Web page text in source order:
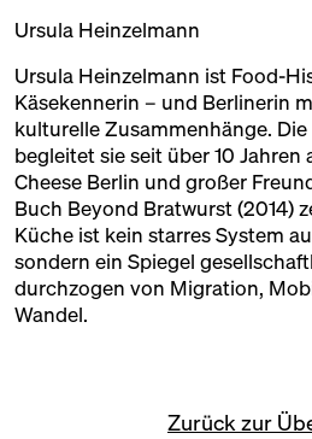
Ursula Heinzelmann
Ursula Heinzelmann ist Food-
Käsekennerin – und Berlinerin
kulturelle Zusammenhänge.
begleitet sie seit über 10 Jahren
Cheese Berlin und großer
Buch Beyond Bratwurst (2014)
Küche ist kein starres System
sondern ein Spiegel
durchzogen von Migration,
Wandel.
Zurück zur
Alle Programmpunkte sind
um Anmeldung – kann auch am
erfolgen